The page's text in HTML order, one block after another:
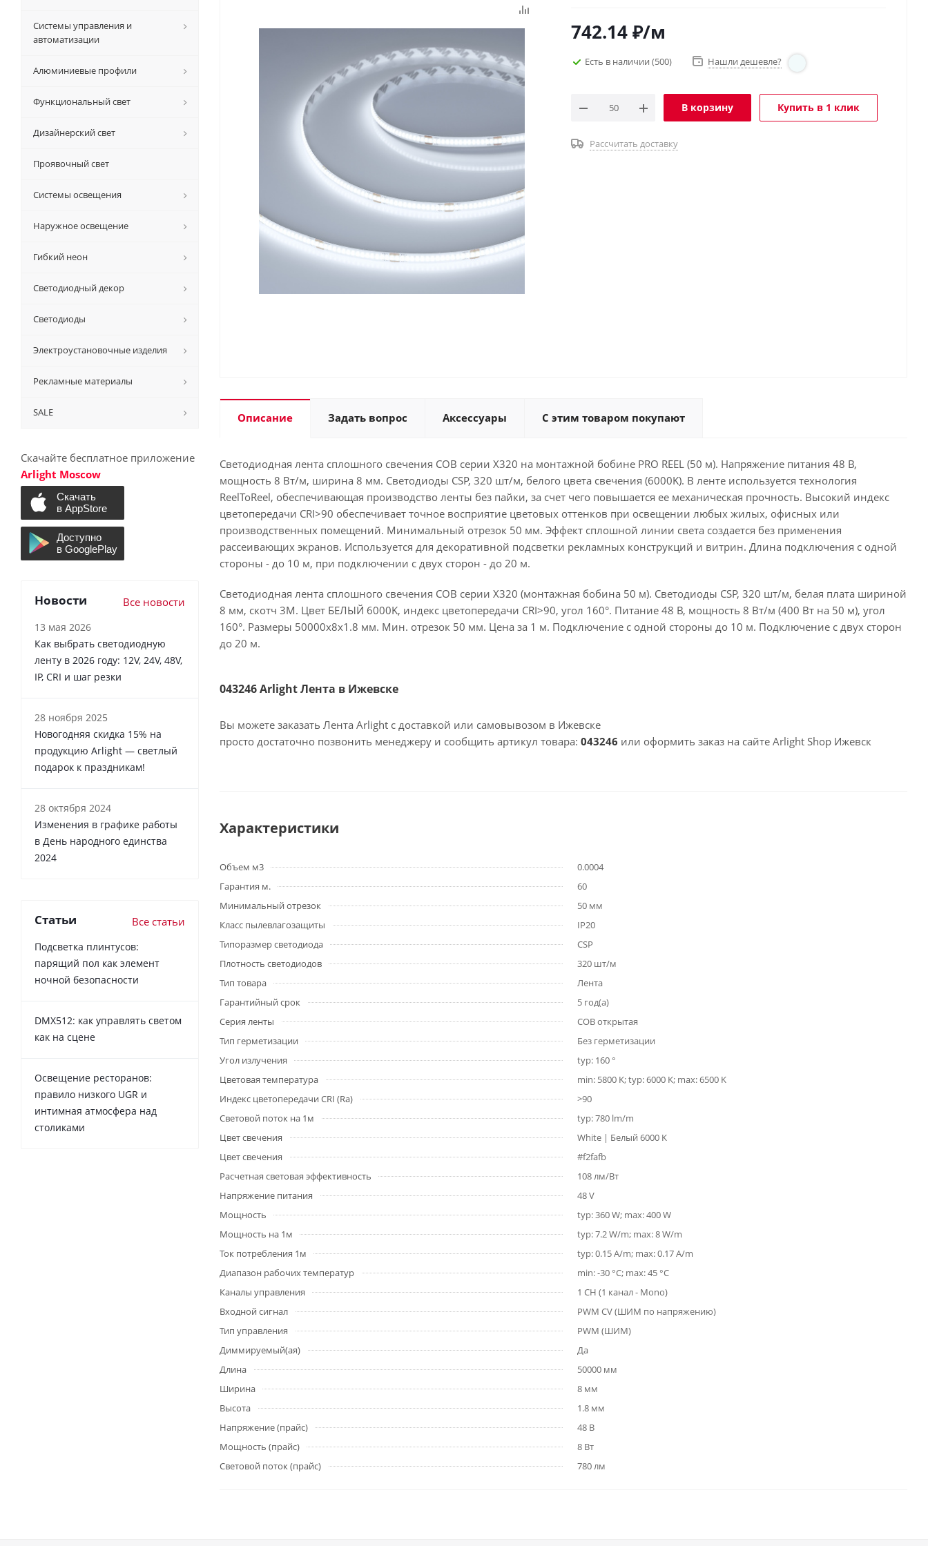
742.14₽/м
Есть в наличии (500) Нашли дешевле?
В корзину Купить в 1 клик
Рассчитать доставку
Описание Задать вопрос Аксессуары С этим товаром покупают
Светодиодная лента сплошного свечения COB серии X320 на монтажной бобине PRO REEL (50 м). Напряжение питания 48 В,
мощность 8 Вт/м, ширина 8 мм. Светодиоды CSP, 320 шт/м, белого цвета свечения (6000K). В ленте используется технология
ReelToReel, обеспечивающая производство ленты без пайки, за счет чего повышается ее механическая прочность. Высокий индекс
цветопередачи CRI>90 обеспечивает точное восприятие цветовых оттенков при освещении любых жилых, офисных или
производственных помещений. Минимальный отрезок 50 мм. Эффект сплошной линии света создается без применения
рассеивающих экранов. Используется для декоративной подсветки рекламных конструкций и витрин. Длина подключения с одной
стороны - до 10 м, при подключении с двух сторон - до 20 м.
Светодиодная лента сплошного свечения COB серии X320 (монтажная бобина 50 м). Светодиоды CSP, 320 шт/м, белая плата шириной
8 мм, скотч 3M. Цвет БЕЛЫЙ 6000K, индекс цветопередачи CRI>90, угол 160°. Питание 48 В, мощность 8 Вт/м (400 Вт на 50 м), угол
160°. Размеры 50000х8х1.8 мм. Мин. отрезок 50 мм. Цена за 1 м. Подключение с одной стороны до 10 м. Подключение с двух сторон
до 20 м.
043246 Arlight Лента в Ижевске
Вы можете заказать Лента Arlight с доставкой или самовывозом в Ижевске
просто достаточно позвонить менеджеру и сообщить артикул товара: 043246 или оформить заказ на сайте Arlight Shop Ижевск
Характеристики
Объем м3
0.0004
Гарантия м.
60
Минимальный отрезок
50 мм
Класс пылевлагозащиты
IP20
Типоразмер светодиода
CSP
Плотность светодиодов
320 шт/м
Тип товара
Лента
Гарантийный срок
5 год(а)
Серия ленты
COB открытая
Тип герметизации
Без герметизации
Угол излучения
typ: 160 °
Цветовая температура
min: 5800 K; typ: 6000 K; max: 6500 K
Индекс цветопередачи CRI (Ra)
>90
Световой поток на 1м
typ: 780 lm/m
Цвет свечения
White | Белый 6000 K
Цвет свечения
#f2fafb
Расчетная световая эффективность
108 лм/Вт
Напряжение питания
48 V
Мощность
typ: 360 W; max: 400 W
Мощность на 1м
typ: 7.2 W/m; max: 8 W/m
Ток потребления 1м
typ: 0.15 A/m; max: 0.17 A/m
Диапазон рабочих температур
min: -30 °C; max: 45 °C
Каналы управления
1 CH (1 канал - Mono)
Входной сигнал
PWM СV (ШИМ по напряжению)
Тип управления
PWM (ШИМ)
Диммируемый(ая)
Да
Длина
50000 мм
Ширина
8 мм
Высота
1.8 мм
Напряжение (прайс)
48 В
Мощность (прайс)
8 Вт
Световой поток (прайс)
780 лм
Системы управления и
автоматизации
Алюминиевые профили
Функциональный свет
Дизайнерский свет
Проявочный свет
Системы освещения
Наружное освещение
Гибкий неон
Светодиодный декор
Светодиоды
Электроустановочные изделия
Рекламные материалы
SALE
Скачайте бесплатное приложение
Arlight Moscow
Новости Все новости
13 мая 2026
Как выбрать светодиодную
ленту в 2026 году: 12V, 24V, 48V,
IP, CRI и шаг резки
28 ноября 2025
Новогодняя скидка 15% на
продукцию Arlight — светлый
подарок к праздникам!
28 октября 2024
Изменения в графике работы
в День народного единства
2024
Статьи Все статьи
Подсветка плинтусов:
парящий пол как элемент
ночной безопасности
DMX512: как управлять светом
как на сцене
Освещение ресторанов:
правило низкого UGR и
интимная атмосфера над
столиками